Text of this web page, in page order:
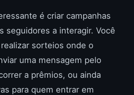
é criar campanhas
seguidores a interagir. Você
sorteios onde o
uma mensagem pelo
a prêmios, ou ainda
para quem entrar em